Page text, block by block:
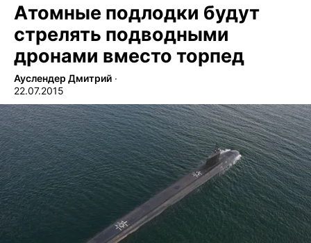
Атомные подлодки будут
стрелять подводными
дронами вместо торпед
Ауслендер Дмитрий ∙
22.07.2015